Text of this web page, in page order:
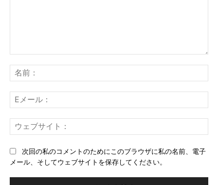
ン
ト：
前
メ
ー
ェ
次回の私のコメントのためにこのブラウザに私の名前、電子
メール、そしてウェブサイトを保存してください。